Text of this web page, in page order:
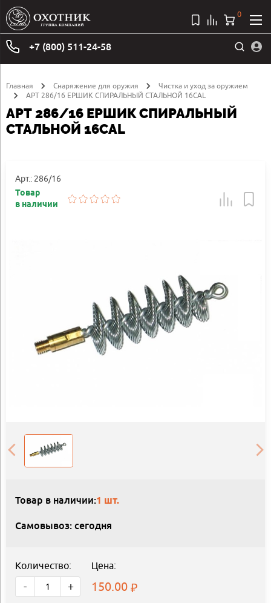
+7 (800) 511-24-58
0
Главная Снаряжение для оружия
Чистка и уход за оружием
АРТ 286/16 ЕРШИК СПИРАЛЬНЫЙ СТАЛЬНОЙ 16CAL
АРТ 286/16 ЕРШИК СПИРАЛЬНЫЙ
СТАЛЬНОЙ 16CAL
Арт.: 286/16
Товар
в наличии
Товар в наличии:1 шт.
Самовывоз: сегодня
Количество:
- +
Цена:
150.00